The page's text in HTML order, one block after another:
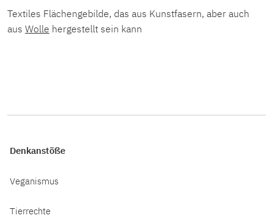
Textiles Flächengebilde, das aus Kunstfasern, aber auch
aus Wolle hergestellt sein kann
Denkanstöße
Veganismus
Tierrechte